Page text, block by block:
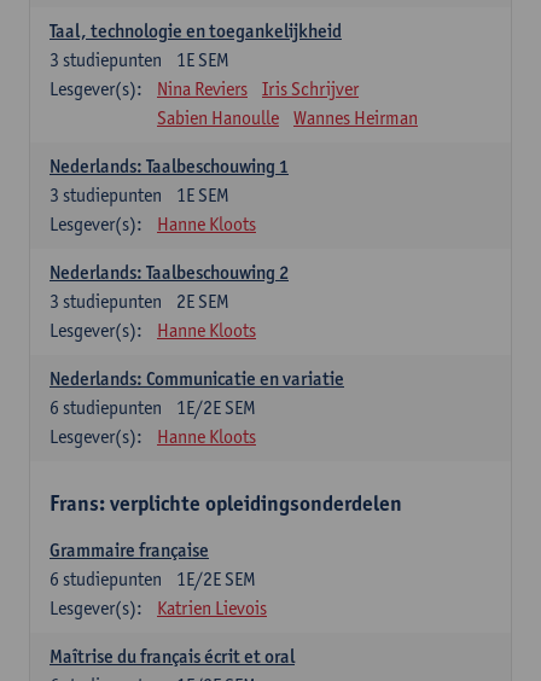
Taal, technologie en toegankelijkheid
1E SEM
3 studiepunten
Lesgever(s):
Nina Reviers
Iris Schrijver
Sabien Hanoulle
Wannes Heirman
Nederlands: Taalbeschouwing 1
1E SEM
3 studiepunten
Lesgever(s):
Hanne Kloots
Nederlands: Taalbeschouwing 2
2E SEM
3 studiepunten
Lesgever(s):
Hanne Kloots
Nederlands: Communicatie en variatie
1E/2E SEM
6 studiepunten
Lesgever(s):
Hanne Kloots
Frans: verplichte opleidingsonderdelen
Grammaire française
1E/2E SEM
6 studiepunten
Lesgever(s):
Katrien Lievois
Maîtrise du français écrit et oral